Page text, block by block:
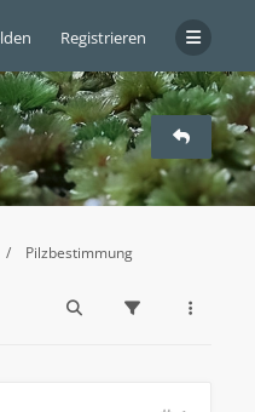
Registrieren
Pilzbestimmung